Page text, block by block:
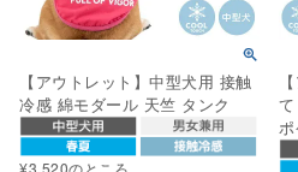
【アウトレット】中型犬用 接触
冷感 綿モダール 天竺 タンク